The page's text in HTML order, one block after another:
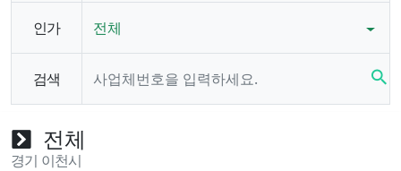
인가 전체
검색 search
전체
경기 이천시